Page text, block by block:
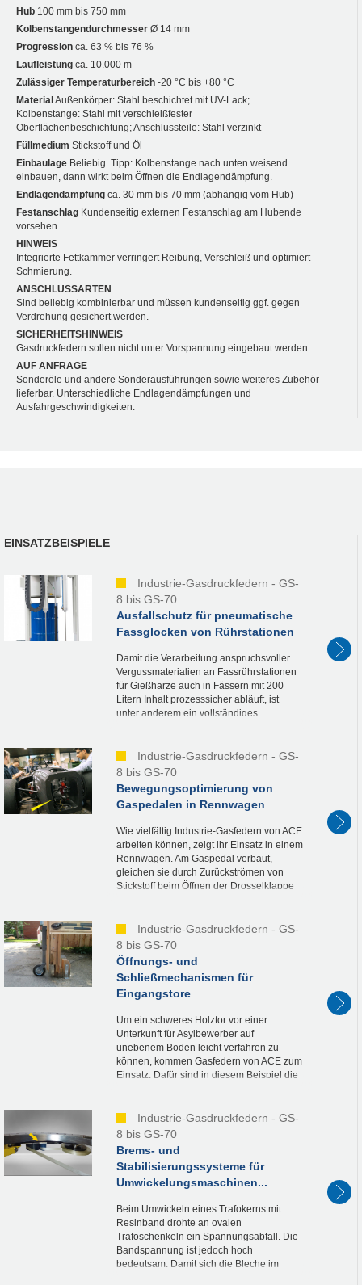
Hub 100 mm bis 750 mm
Kolbenstangendurchmesser Ø 14 mm
Progression ca. 63 % bis 76 %
Laufleistung ca. 10.000 m
Zulässiger Temperaturbereich -20 °C bis +80 °C
MaterialAußenkörper: Stahl beschichtet mit UV-Lack;
Kolbenstange: Stahl mit verschleißfester
Oberflächenbeschichtung; Anschlussteile: Stahl verzinkt
Füllmedium Stickstoff und Öl
Einbaulage Beliebig. Tipp: Kolbenstange nach unten weisend
einbauen, dann wirkt beim Öffnen die Endlagendämpfung.
Endlagendämpfung ca. 30 mm bis 70 mm (abhängig vom Hub)
Festanschlag Kundenseitig externen Festanschlag am Hubende
vorsehen.
HINWEIS
Integrierte Fettkammer verringert Reibung, Verschleiß und optimiert
Schmierung.
ANSCHLUSSARTEN
Sind beliebig kombinierbar und müssen kundenseitig ggf. gegen
Verdrehung gesichert werden.
SICHERHEITSHINWEIS
Gasdruckfedern sollen nicht unter Vorspannung eingebaut werden.
AUF ANFRAGE
Sonderöle und andere Sonderausführungen sowie weiteres Zubehör
lieferbar. Unterschiedliche Endlagendämpfungen und
Ausfahrgeschwindigkeiten.
EINSATZBEISPIELE
Industrie-Gasdruckfedern - GS-
8 bis GS-70
Ausfallschutz für pneumatische
Fassglocken von Rührstationen
Damit die Verarbeitung anspruchsvoller
Vergussmaterialien an Fassrührstationen
für Gießharze auch in Fässern mit 200
Litern Inhalt prozesssicher abläuft, ist
unter anderem ein vollständiges
Industrie-Gasdruckfedern - GS-
8 bis GS-70
Bewegungsoptimierung von
Gaspedalen in Rennwagen
Wie vielfältig Industrie-Gasfedern von ACE
arbeiten können, zeigt ihr Einsatz in einem
Rennwagen. Am Gaspedal verbaut,
gleichen sie durch Zurückströmen von
Stickstoff beim Öffnen der Drosselklappe
Industrie-Gasdruckfedern - GS-
8 bis GS-70
Öffnungs- und
Schließmechanismen für
Eingangstore
Um ein schweres Holztor vor einer
Unterkunft für Asylbewerber auf
unebenem Boden leicht verfahren zu
können, kommen Gasfedern von ACE zum
Einsatz. Dafür sind in diesem Beispiel die
Industrie-Gasdruckfedern - GS-
8 bis GS-70
Brems- und
Stabilisierungssysteme für
Umwickelungsmaschinen...
Beim Umwickeln eines Trafokerns mit
Resinband drohte an ovalen
Trafoschenkeln ein Spannungsabfall. Die
Bandspannung ist jedoch hoch
bedeutsam. Damit sich die Bleche im